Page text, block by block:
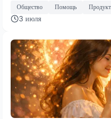
Общество Помощь
3 июля